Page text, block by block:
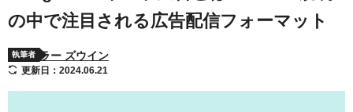
の中で注目される広告配信フォーマット
執筆者 ラー ズウイン
更新日：2024.06.21